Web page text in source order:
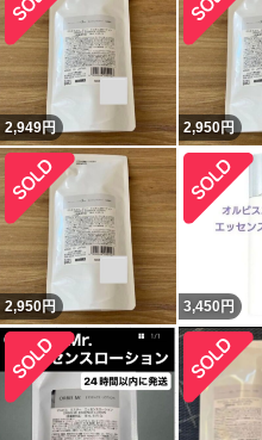
2,949円 2,950円
2,950円 3,450 円